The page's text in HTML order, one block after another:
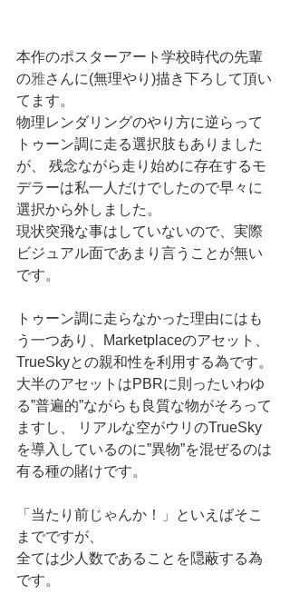
本作のポスターアート学校時代の先輩
の雅さんに(無理やり)描き下ろして頂い
てます。
物理レンダリングのやり方に逆らって
トゥーン調に走る選択肢もありました
が、 残念ながら走り始めに存在するモ
デラーは私一人だけでしたので早々に
選択から外しました。
現状突飛な事はしていないので、実際
ビジュアル面であまり言うことが無い
です。
トゥーン調に走らなかった理由にはも
う一つあり、Marketplaceのアセット、
TrueSkyとの親和性を利用する為です。
大半のアセットはPBRに則ったいわゆ
る”普遍的”ながらも良質な物がそろって
ますし、 リアルな空がウリのTrueSky
を導入しているのに”異物”を混ぜるのは
有る種の賭けです。
「当たり前じゃんか！」といえばそこ
までですが、
全ては少人数であることを隠蔽する為
です。